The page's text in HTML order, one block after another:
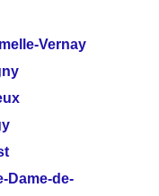
Vernay
Dame-de-